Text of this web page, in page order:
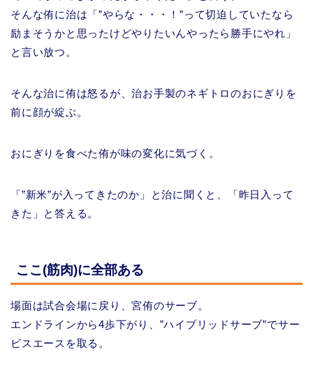
そんな侑に治は「”やらな・・・！”って切迫していたなら
励まそうかと思ったけどやりたいんやったら勝手にやれ」
と言い放つ。
そんな治に侑は怒るが、治お手製のネギトロのおにぎりを
前に顔が綻ぶ。
おにぎりを食べた侑が味の変化に気づく。
「”新米”が入ってきたのか」と治に聞くと、「昨日入って
きた」と答える。
ここ(筋肉)に全部ある
場面は試合会場に戻り、宮侑のサーブ。
エンドラインから4歩下がり、”ハイブリッドサーブ”でサー
ビスエースを取る。